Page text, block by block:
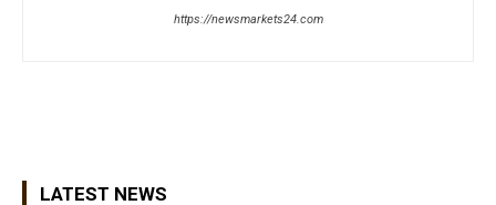
https://newsmarkets24.com
LATEST NEWS